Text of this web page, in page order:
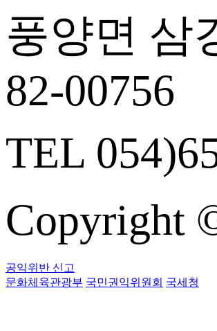
풍양면 삼
82-00756
TEL
Copyright
공익위반 신고
문화체육관광부 국민권익위원회 국세청